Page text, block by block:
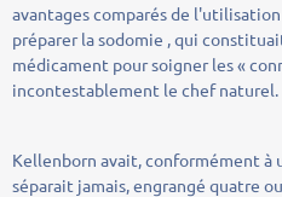
avantages comparés de
préparer la sodomie , qui
médicament pour soigner les «
incontestablement le chef naturel.
Kellenborn avait, conformément à
séparait jamais, engrangé quatre